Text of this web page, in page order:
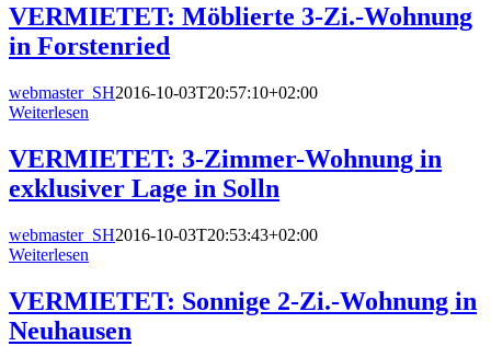
VERMIETET: Möblierte 3-Zi.-Wohnung
in Forstenried
webmaster_SH2016-10-03T20:57:10+02:00
Weiterlesen
VERMIETET: 3-Zimmer-Wohnung in
exklusiver Lage in Solln
webmaster_SH2016-10-03T20:53:43+02:00
Weiterlesen
VERMIETET: Sonnige 2-Zi.-Wohnung in
Neuhausen